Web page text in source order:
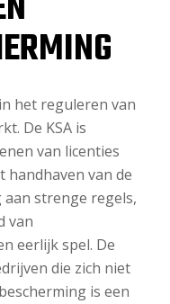
het reguleren van
De KSA is
van licenties
handhaven van de
strenge regels,
van
eerlijk spel. De
die zich niet
is een